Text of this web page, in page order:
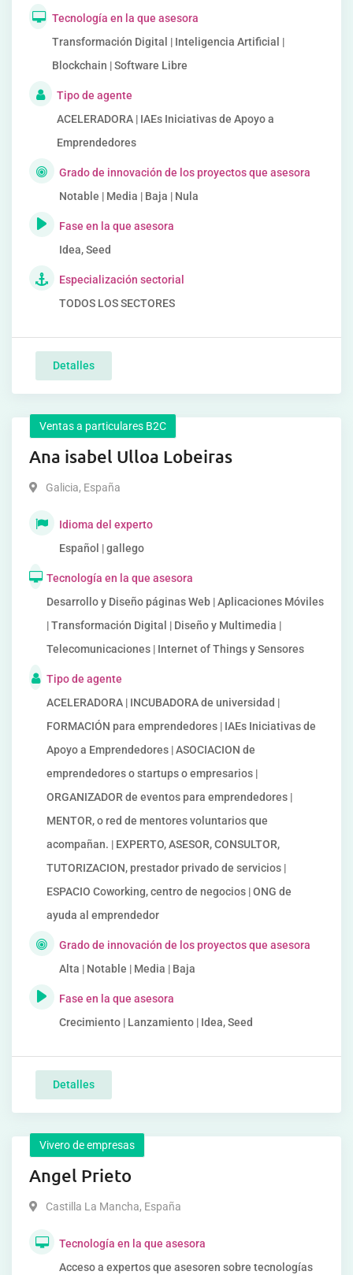
Tecnología en la que asesora
Transformación Digital | Inteligencia Artificial |
Blockchain | Software Libre
Tipo de agente
ACELERADORA | IAEs Iniciativas de Apoyo a
Emprendedores
Grado de innovación de los proyectos que asesora
Notable | Media | Baja | Nula
Fase en la que asesora
Idea, Seed
Especialización sectorial
TODOS LOS SECTORES
Detalles
Ventas a particulares B2C
Ana isabel Ulloa Lobeiras
Galicia, España
Idioma del experto
Español | gallego
Tecnología en la que asesora
Desarrollo y Diseño páginas Web | Aplicaciones Móviles
| Transformación Digital | Diseño y Multimedia |
Telecomunicaciones | Internet of Things y Sensores
Tipo de agente
ACELERADORA | INCUBADORA de universidad |
FORMACIÓN para emprendedores | IAEs Iniciativas de
Apoyo a Emprendedores | ASOCIACION de
emprendedores o startups o empresarios |
ORGANIZADOR de eventos para emprendedores |
MENTOR, o red de mentores voluntarios que
acompañan. | EXPERTO, ASESOR, CONSULTOR,
TUTORIZACION, prestador privado de servicios |
ESPACIO Coworking, centro de negocios | ONG de
ayuda al emprendedor
Grado de innovación de los proyectos que asesora
Alta | Notable | Media | Baja
Fase en la que asesora
Crecimiento | Lanzamiento | Idea, Seed
Detalles
Vivero de empresas
Angel Prieto
Castilla La Mancha, España
Tecnología en la que asesora
Acceso a expertos que asesoren sobre tecnologías